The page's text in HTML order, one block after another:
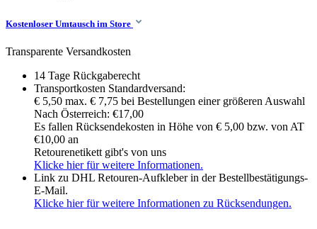
Kostenloser Umtausch im Store
Transparente Versandkosten
14 Tage Rückgaberecht
Transportkosten Standardversand:
€ 5,50 max. € 7,75 bei Bestellungen einer größeren Auswahl
Nach Österreich: €17,00
Es fallen Rücksendekosten in Höhe von € 5,00 bzw. von AT
€10,00 an
Retourenetikett gibt's von uns
Klicke hier für weitere Informationen.
Link zu DHL Retouren-Aufkleber in der Bestellbestätigungs-
E-Mail.
Klicke hier für weitere Informationen zu Rücksendungen.